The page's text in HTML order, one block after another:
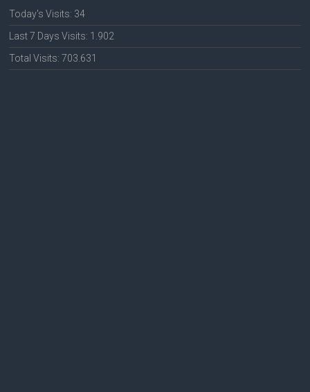
Today's Visits: 34
Last 7 Days Visits: 1.902
Total Visits:703.631